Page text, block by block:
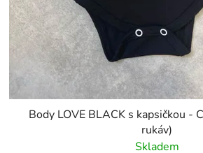
Body LOVE BLACK s kapsičkou -
rukáv)
Skladem